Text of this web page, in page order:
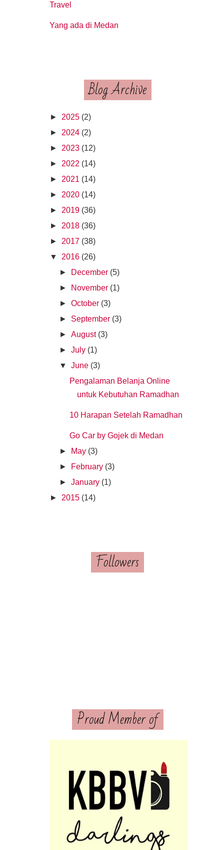
Travel
Yang ada di Medan
Blog Archive
► 2025 (2)
► 2024 (2)
► 2023 (12)
► 2022 (14)
► 2021 (14)
► 2020 (14)
► 2019 (36)
► 2018 (36)
► 2017 (38)
▼
2016 (26)
►
December (5)
►
November (1)
►October (3)
► September (3)
►August (3)
►July (1)
▼
June (3)
Pengalaman Belanja Online
untuk Kebutuhan Ramadhan
10 Harapan Setelah Ramadhan
Go Car by Gojek di Medan
►
May (3)
►
February (3)
►January (1)
► 2015 (14)
Followers
Proud Member of